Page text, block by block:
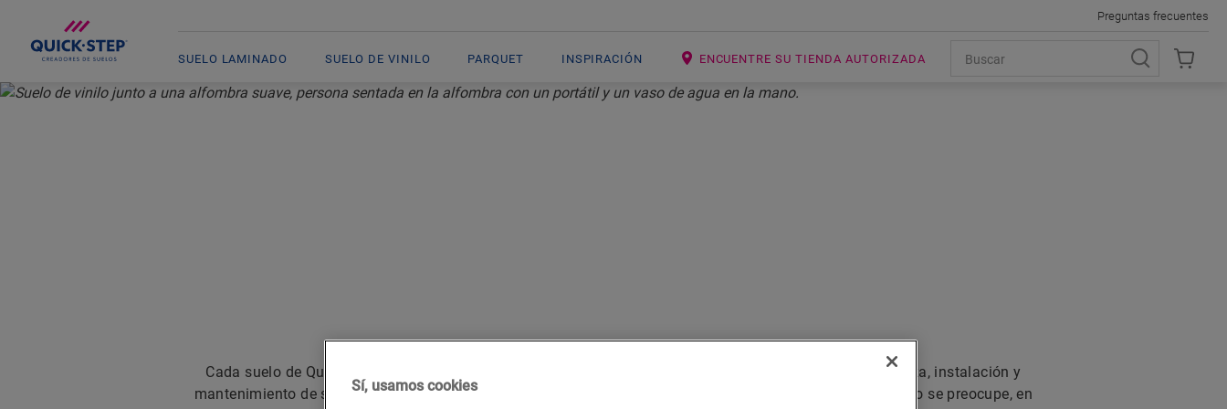
SUELO LAMINADO SUELO DE VINILO PARQUET INSPIRACIÓN ENCUENTRE SU TIENDA AUTORIZADA
Preguntas frecuentes
HISTORIAS DE QUICK-STEP
Cada suelo de Quick-Step tiene un historia que contar. ¿Busca consejos y trucos prácticos para la limpieza, instalación y
mantenimiento de sus suelos? ¿O necesita algo de inspiración para su próximo proyecto de renovación? No se preocupe, en
Sí, usamos cookies